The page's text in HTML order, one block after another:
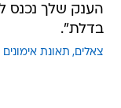
הענק שלך נכנס
בדלת".
צאלים תאונת אימונים